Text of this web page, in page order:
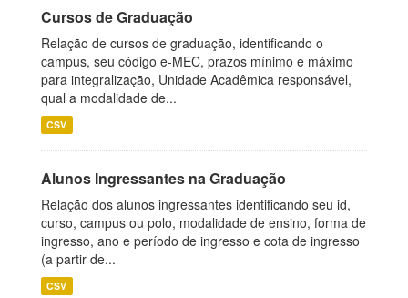
Cursos de Graduação
Relação de cursos de graduação, identificando o
campus, seu código e-MEC, prazos mínimo e máximo
para integralização, Unidade Acadêmica responsável,
qual a modalidade de...
CSV
Alunos Ingressantes na Graduação
Relação dos alunos ingressantes identificando seu id,
curso, campus ou polo, modalidade de ensino, forma de
ingresso, ano e período de ingresso e cota de ingresso
(a partir de...
CSV